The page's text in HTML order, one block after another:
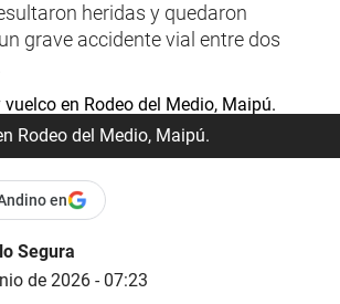
heridas y quedaron
grave accidente vial entre dos
Rodeo del Medio, Maipú.
en
Segura
de 2026 - 07:23